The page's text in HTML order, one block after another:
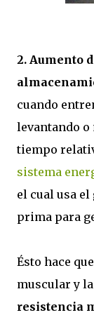
2. Aumento
cuando
levantando o
tiempo
sistema
el cual usa
prima para
Ésto hace
muscular y la
resistencia